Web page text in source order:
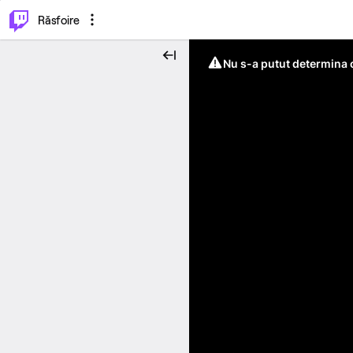
Răsfoire
Nu s-a putut